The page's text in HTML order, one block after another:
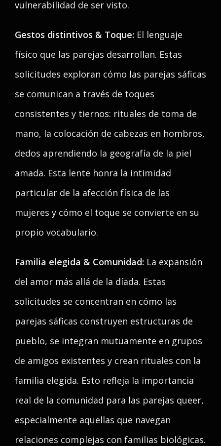
vulnerabilidad de ser visto.
Gestos distintivos & Toque: El lenguaje
físico que las parejas desarrollan. Estas
solicitudes exploran cómo las parejas sáficas
se comunican a través de toques
consistentes y tiernos: rituales de toma de
mano, la colocación de cabezas en hombros,
dedos aprendiendo la geografía de la piel
amada. Esta lente honra la intimidad
particular de la afección física de las
mujeres y cómo el toque se convierte en su
propio vocabulario.
Familia elegida & Comunidad: La expansión
del amor más allá de la díada. Estas
solicitudes se concentran en cómo las
parejas sáficas construyen estructuras de
pueblo, se integran mutuamente en grupos
de amigos existentes y crean rituales con la
familia elegida. Esto refleja la importancia
real de la comunidad para las parejas queer,
especialmente aquellas que navegan
relaciones complejas con familias biológicas.